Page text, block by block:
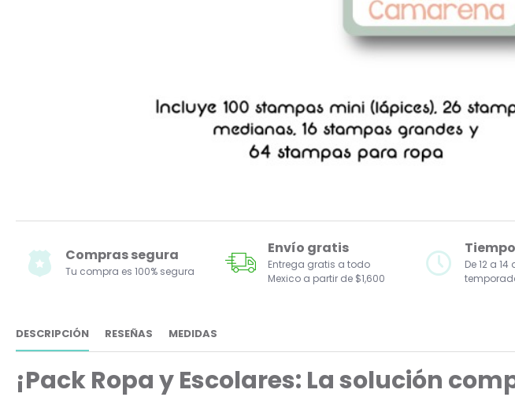
Compras segura
Tu compra es 100% segura
Envío gratis
Entrega gratis a todo
Mexico a partir de $1,600
De 12 a
DESCRIPCIÓN RESEÑAS MEDIDAS
¡Pack Ropa y Escolares: La solución